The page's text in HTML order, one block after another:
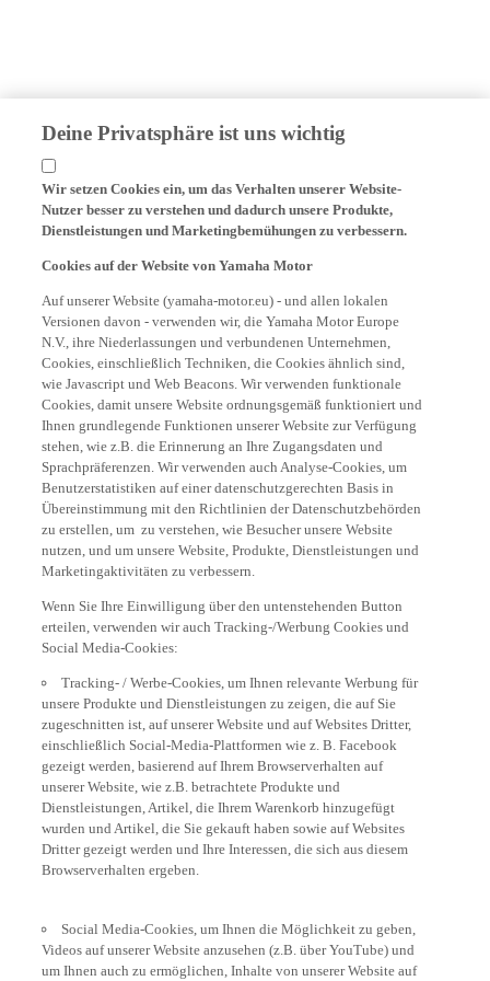
Deine Privatsphäre ist uns wichtig
Wir setzen Cookies ein, um das Verhalten unserer Website-
Nutzer besser zu verstehen und dadurch unsere Produkte,
Dienstleistungen und Marketingbemühungen zu verbessern.
Cookies auf der Website von Yamaha Motor
Auf unserer Website (yamaha-motor.eu) - und allen lokalen
Versionen davon - verwenden wir, die Yamaha Motor Europe
N.V., ihre Niederlassungen und verbundenen Unternehmen,
Cookies, einschließlich Techniken, die Cookies ähnlich sind,
wie Javascript und Web Beacons. Wir verwenden funktionale
Cookies, damit unsere Website ordnungsgemäß funktioniert und
Ihnen grundlegende Funktionen unserer Website zur Verfügung
stehen, wie z.B. die Erinnerung an Ihre Zugangsdaten und
Sprachpräferenzen. Wir verwenden auch Analyse-Cookies, um
Benutzerstatistiken auf einer datenschutzgerechten Basis in
Übereinstimmung mit den Richtlinien der Datenschutzbehörden
zu erstellen, um zu verstehen, wie Besucher unsere Website
nutzen, und um unsere Website, Produkte, Dienstleistungen und
Marketingaktivitäten zu verbessern.
Wenn Sie Ihre Einwilligung über den untenstehenden Button
erteilen, verwenden wir auch Tracking-/Werbung Cookies und
Social Media-Cookies:
Tracking- / Werbe-Cookies, um Ihnen relevante Werbung für
unsere Produkte und Dienstleistungen zu zeigen, die auf Sie
zugeschnitten ist, auf unserer Website und auf Websites Dritter,
einschließlich Social-Media-Plattformen wie z. B. Facebook
gezeigt werden, basierend auf Ihrem Browserverhalten auf
unserer Website, wie z.B. betrachtete Produkte und
Dienstleistungen, Artikel, die Ihrem Warenkorb hinzugefügt
wurden und Artikel, die Sie gekauft haben sowie auf Websites
Dritter gezeigt werden und Ihre Interessen, die sich aus diesem
Browserverhalten ergeben.
Social Media-Cookies, um Ihnen die Möglichkeit zu geben,
Videos auf unserer Website anzusehen (z.B. über YouTube) und
um Ihnen auch zu ermöglichen, Inhalte von unserer Website auf